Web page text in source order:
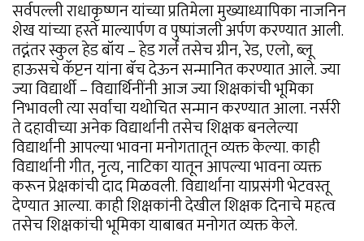
सर्वपल्ली राधाकृष्णन यांच्या प्रतिमेला मुख्याध्यापिका नाजनिन
शेख यांच्या हस्ते माल्यार्पण व पुष्पांजली अर्पण करण्यात आली.
तद्नंतर स्कुल हेड बॉय – हेड गर्ल तसेच ग्रीन, रेड, एलो, ब्लू
हाऊसचे कॅप्टन यांना बॅच देऊन सन्मानित करण्यात आले. ज्या
ज्या विद्यार्थी – विद्यार्थिनींनी आज ज्या शिक्षकांची भूमिका
निभावली त्या सर्वांचा यथोचित सन्मान करण्यात आला. नर्सरी
ते दहावीच्या अनेक विद्यार्थांनी तसेच शिक्षक बनलेल्या
विद्यार्थांनी आपल्या भावना मनोगतातून व्यक्त केल्या. काही
विद्यार्थांनी गीत, नृत्य, नाटिका यातून आपल्या भावना व्यक्त
करून प्रेक्षकांची दाद मिळवली. विद्यार्थांना याप्रसंगी भेटवस्तू
देण्यात आल्या. काही शिक्षकांनी देखील शिक्षक दिनाचे महत्व
तसेच शिक्षकांची भूमिका याबाबत मनोगत व्यक्त केले.